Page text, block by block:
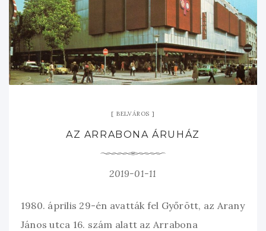
BELVÁROS
AZ ARRABONA ÁRUHÁZ
2019-01-11
1980. április 29-én avatták fel Győrött, az Arany
János utca 16. szám alatt az Arrabona